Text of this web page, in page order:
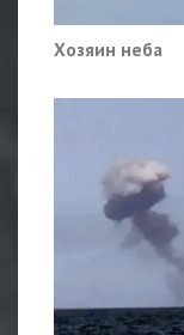
Хозяин неба